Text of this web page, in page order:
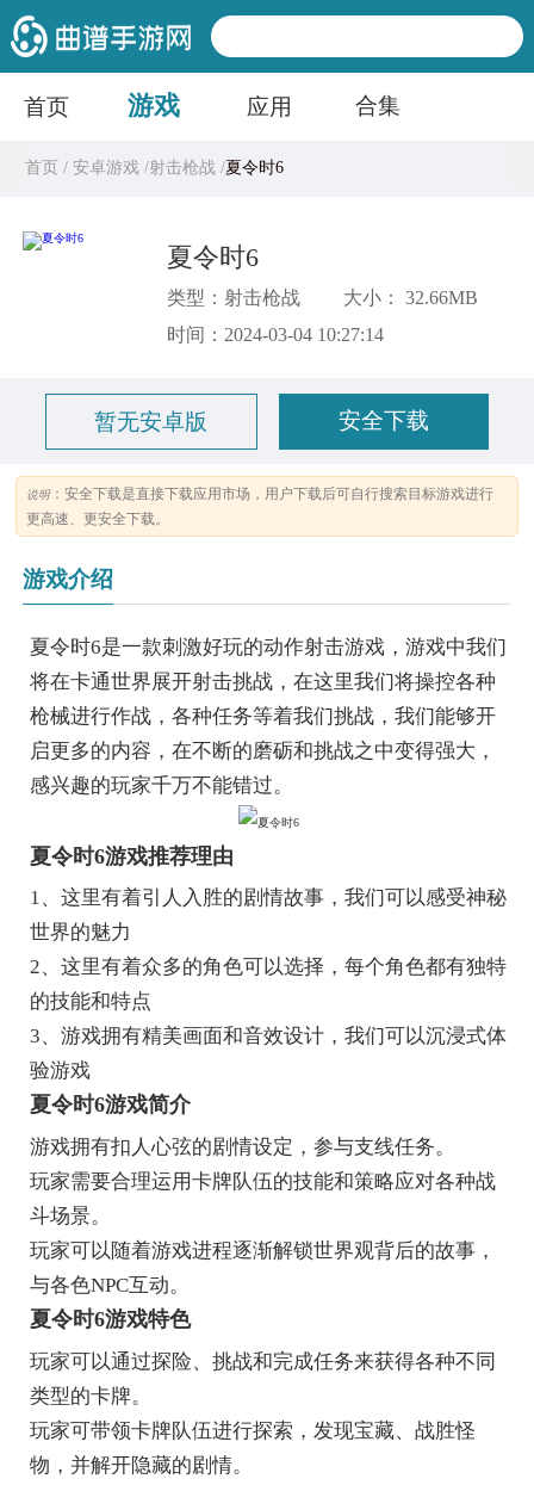
首页 游戏 应用 合集
首页 /安卓游戏 /射击枪战 /夏令时6
夏令时6
类型：射击枪战
大小： 32.66MB
时间：2024-03-04 10:27:14
暂无安卓版 安全下载
说明：安全下载是直接下载应用市场，用户下载后可自行搜索目标游戏进行
更高速、更安全下载。
游戏介绍
夏令时6是一款刺激好玩的动作射击游戏，游戏中我们
将在卡通世界展开射击挑战，在这里我们将操控各种
枪械进行作战，各种任务等着我们挑战，我们能够开
启更多的内容，在不断的磨砺和挑战之中变得强大，
感兴趣的玩家千万不能错过。
夏令时6游戏推荐理由
1、这里有着引人入胜的剧情故事，我们可以感受神秘
世界的魅力
2、这里有着众多的角色可以选择，每个角色都有独特
的技能和特点
3、游戏拥有精美画面和音效设计，我们可以沉浸式体
验游戏
夏令时6游戏简介
游戏拥有扣人心弦的剧情设定，参与支线任务。
玩家需要合理运用卡牌队伍的技能和策略应对各种战
斗场景。
玩家可以随着游戏进程逐渐解锁世界观背后的故事，
与各色NPC互动。
夏令时6游戏特色
玩家可以通过探险、挑战和完成任务来获得各种不同
类型的卡牌。
玩家可带领卡牌队伍进行探索，发现宝藏、战胜怪
物，并解开隐藏的剧情。